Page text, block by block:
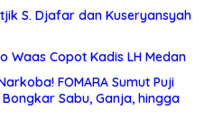
S. Djafar dan Kuseryansyah
Waas Copot Kadis LH Medan
FOMARA Sumut Puji
Sabu, Ganja, hingga